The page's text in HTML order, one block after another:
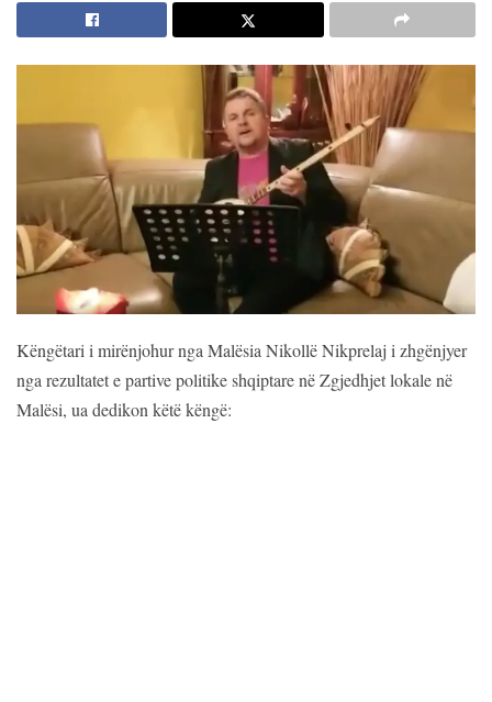
Këngëtari i mirënjohur nga Malësia Nikollë Nikprelaj i zhgënjyer
nga rezultatet e partive politike shqiptare në Zgjedhjet lokale në
Malësi, ua dedikon këtë këngë: